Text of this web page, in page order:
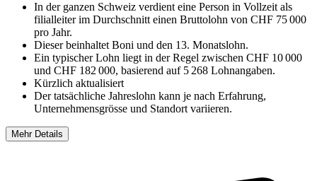
In der ganzen Schweiz verdient eine Person in Vollzeit als
filialleiter im Durchschnitt einen Bruttolohn von CHF 75 000
pro Jahr.
Dieser beinhaltet Boni und den 13. Monatslohn.
Ein typischer Lohn liegt in der Regel zwischen CHF 10 000
und CHF 182 000, basierend auf 5 268 Lohnangaben.
Kürzlich aktualisiert
Der tatsächliche Jahreslohn kann je nach Erfahrung,
Unternehmensgrösse und Standort variieren.
Mehr Details